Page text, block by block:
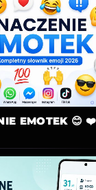
EMOTEK 😊